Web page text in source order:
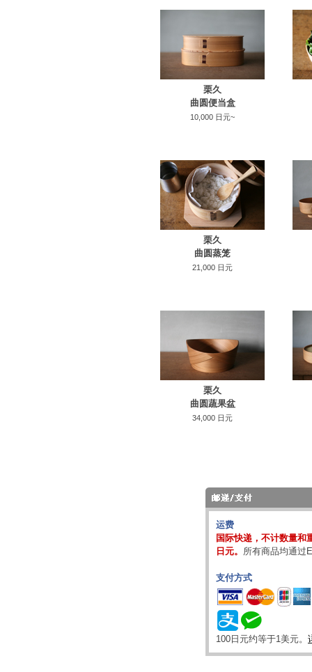
栗久
曲圆便当盒
10,000 日元~
栗久
曲圆蒸笼
21,000 日元
栗久
曲圆蔬果盆
34,000 日元
运费
国际快递，不计数量和
日元。 所有商品均通过
支付方式
100日元约等于1美元。